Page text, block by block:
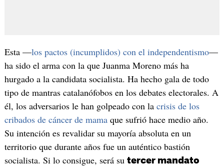
Esta —los pactos (incumplidos) con el independentismo—
ha sido el arma con la que Juanma Moreno más ha
hurgado a la candidata socialista. Ha hecho gala de todo
tipo de mantras catalanófobos en los debates electorales. A
él, los adversarios le han golpeado con la crisis de los
cribados de cáncer de mamaque sufrió hace medio año.
Su intención es revalidar su mayoría absoluta en un
territorio que durante años fue un auténtico bastión
socialista. Si lo consigue, será su tercer mandato